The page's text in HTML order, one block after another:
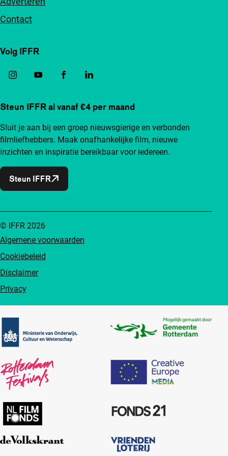
Contact
Volg IFFR
Steun IFFR al vanaf €4 per maand
Sluit je aan bij een groep nieuwsgierige en verbonden
filmliefhebbers. Maak onafhankelijke film, nieuwe
inzichten en inspiratie bereikbaar voor iedereen.
Steun IFFR
Algemene voorwaarden
Cookiebeleid
Disclaimer
Privacy
© IFFR 2026